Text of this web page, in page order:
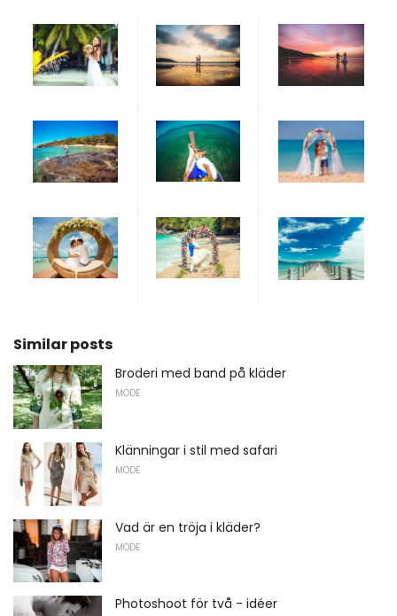
Similar posts
Broderi med band på kläder
MODE
Klänningar i stil med safari
MODE
Vad är en tröja i kläder?
MODE
Photoshoot för två - idéer